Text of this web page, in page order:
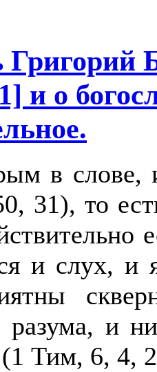
Григорий
и о
в слове,
31), то
и слух, и
разума, и
Тим, 6, 4,